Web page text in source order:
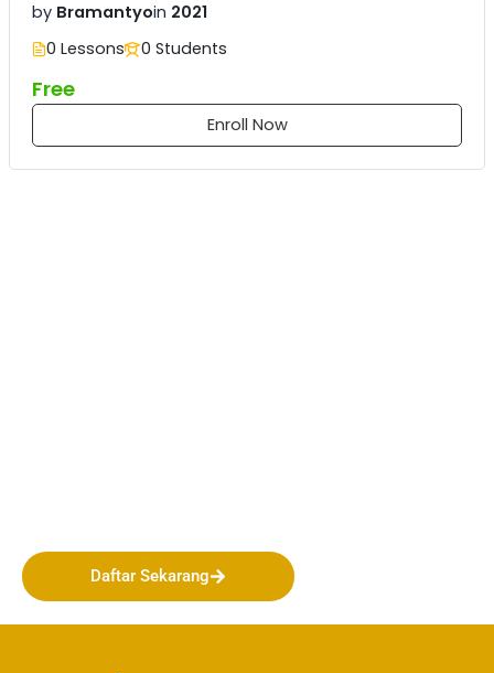
by Bramantyoin 2021
0 Lessons
0 Students
Free
Enroll Now
Daftar Sekarang